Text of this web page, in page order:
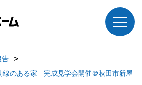
告
線のある家 完成見学会開催＠秋田市新屋